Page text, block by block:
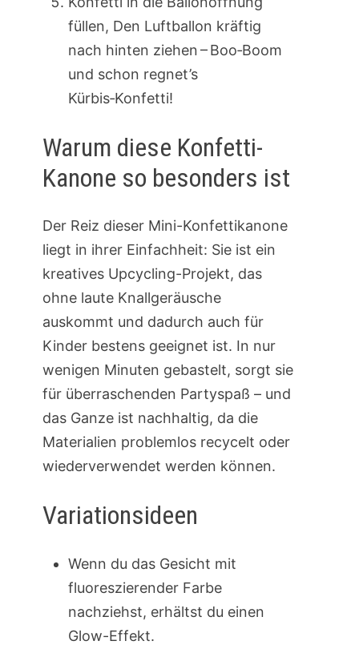
füllen, Den Luftballon kräftig
nach hinten ziehen – Boo‑Boom
und schon regnet’s
Kürbis‑Konfetti!
Warum diese Konfetti-
Kanone so besonders ist
Der Reiz dieser Mini-Konfettikanone
liegt in ihrer Einfachheit: Sie ist ein
kreatives Upcycling-Projekt, das
ohne laute Knallgeräusche
auskommt und dadurch auch für
Kinder bestens geeignet ist. In nur
wenigen Minuten gebastelt, sorgt sie
für überraschenden Partyspaß – und
das Ganze ist nachhaltig, da die
Materialien problemlos recycelt oder
wiederverwendet werden können.
Variationsideen
Wenn du das Gesicht mit
fluoreszierender Farbe
nachziehst, erhältst du einen
Glow-Effekt.